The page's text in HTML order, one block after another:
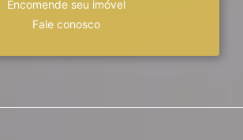
Encomende seu imóvel
Fale conosco